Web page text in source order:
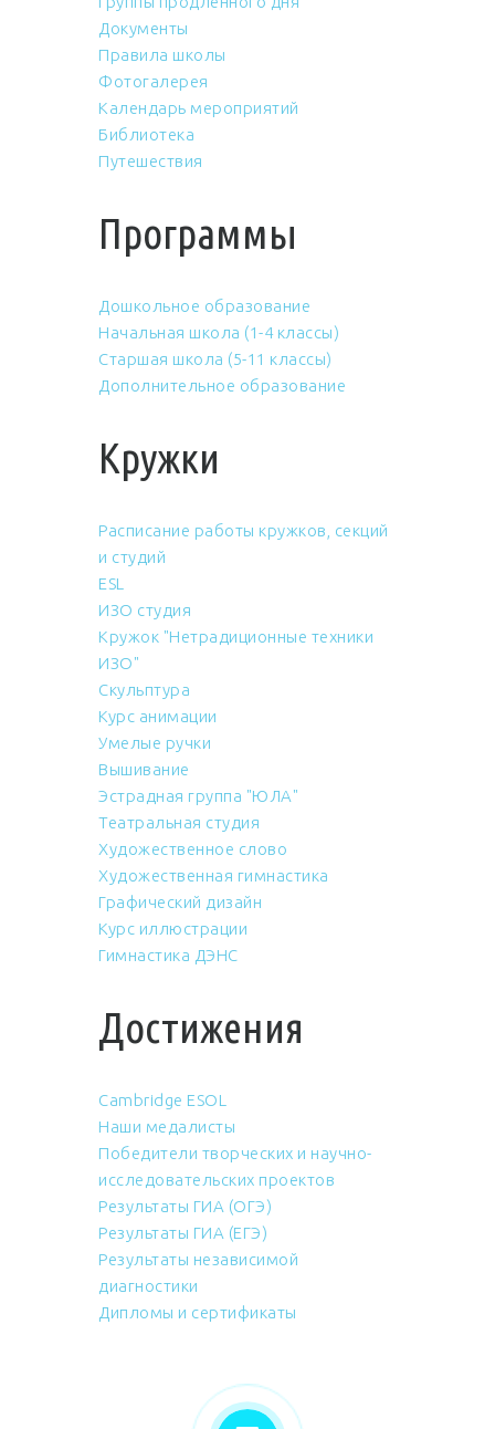
Документы
Правила школы
Фотогалерея
Календарь мероприятий
Библиотека
Путешествия
Программы
Дошкольное образование
Начальная школа (1-4 классы)
Старшая школа (5-11 классы)
Дополнительное образование
Кружки
Расписание работы кружков, секций
и студий
ESL
ИЗО студия
Кружок "Нетрадиционные техники
ИЗО"
Скульптура
Курс анимации
Умелые ручки
Вышивание
Эстрадная группа "ЮЛА"
Театральная студия
Художественное слово
Художественная гимнастика
Графический дизайн
Курс иллюстрации
Гимнастика ДЭНС
Достижения
Cambridge ESOL
Наши медалисты
Победители творческих и научно-
исследовательских проектов
Результаты ГИА (ОГЭ)
Результаты ГИА (ЕГЭ)
Результаты независимой
диагностики
Дипломы и сертификаты